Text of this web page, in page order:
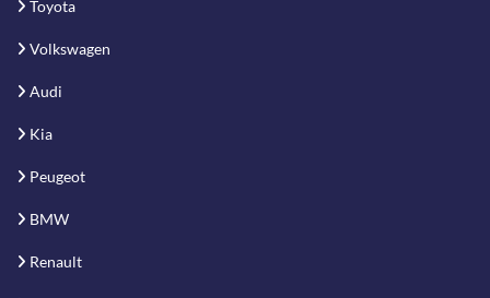
Toyota
Volkswagen
Audi
Kia
Peugeot
BMW
Renault